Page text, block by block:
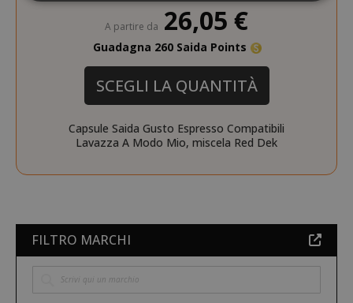
A partire da 26,05 €
Guadagna 260 Saida Points
SCEGLI LA QUANTITÀ
Capsule Saida Gusto Espresso Compatibili
Lavazza A Modo Mio, miscela Red Dek
FILTRO MARCHI
Strettamente necessari
Performance
Targeting
Funzionalità
I cookie strettamente necessari
consentono le funzionalità principali del
gestione dell'account. Il sito web non può
essere utilizzato correttamente senza i
SID
Google